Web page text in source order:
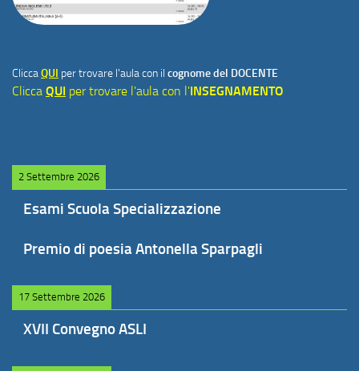
CliccaQUI per trovare l'aula con il cognome del DOCENTE
Clicca QUI per trovare l'aula con l'INSEGNAMENTO
2 Settembre 2026
Esami Scuola Specializzazione
Premio di poesia Antonella Sparpagli
17 Settembre 2026
XVII Convegno ASLI